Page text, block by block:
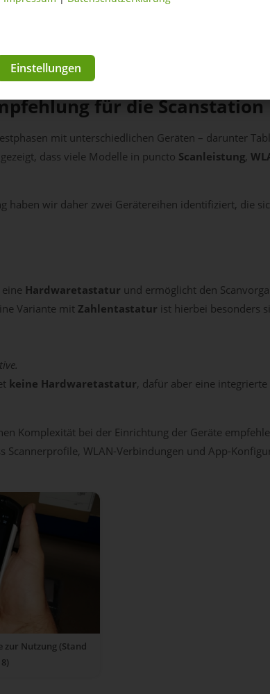
Hardware zur
für die Scanstation
mit unterschiedlichen Geräten – darunter
dass viele Modelle in puncto Scanleistung,
haben wir daher zwei Gerätereihen identifiziert, die
Hardwaretastatur und ermöglicht den
Variante mit Zahlentastatur ist hierbei besonders
keine Hardwaretastatur, dafür aber eine integrierte
Komplexität bei der Einrichtung der Geräte
Scannerprofile, WLAN-Verbindungen und App-
Nutzung (Stand
Einstellungen